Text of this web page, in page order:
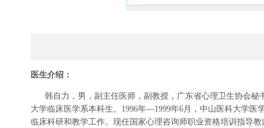
医生介绍：
韩自力，男，副主任医师，副教授，广东省心理卫生协会秘
大学临床医学系本科生。1996年—1999年6月，中山医科大学医
临床科研和教学工作。现任国家心理咨询师职业资格培训指导